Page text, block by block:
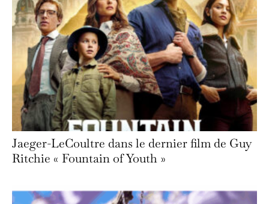
Jaeger-LeCoultre dans le dernier film de Guy
Ritchie « Fountain of Youth »